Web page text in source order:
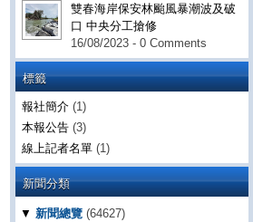
雙春海岸保安林颱風暴潮波及破
口 中央分工搶修
16/08/2023 - 0 Comments
標籤
報社簡介 (1)
本報公告 (3)
線上記者名單 (1)
新聞分類
▼ 新聞總覽 (64627)